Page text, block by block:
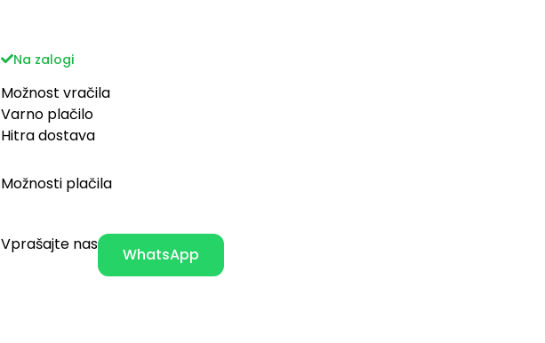
Na zalogi
Možnost vračila
Varno plačilo
Hitra dostava
Možnosti plačila
Vprašajte nas
WhatsApp